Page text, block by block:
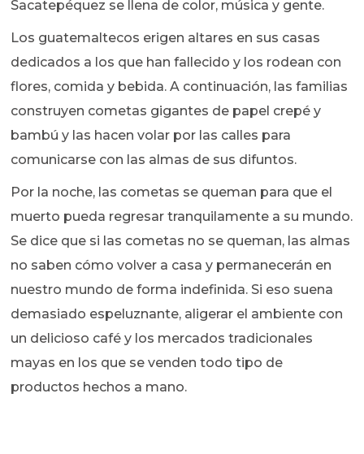
Sacatepéquez se llena de color, música y gente.
Los guatemaltecos erigen altares en sus casas
dedicados a los que han fallecido y los rodean con
flores, comida y bebida. A continuación, las familias
construyen cometas gigantes de papel crepé y
bambú y las hacen volar por las calles para
comunicarse con las almas de sus difuntos.
Por la noche, las cometas se queman para que el
muerto pueda regresar tranquilamente a su mundo.
Se dice que si las cometas no se queman, las almas
no saben cómo volver a casa y permanecerán en
nuestro mundo de forma indefinida. Si eso suena
demasiado espeluznante, aligerar el ambiente con
un delicioso café y los mercados tradicionales
mayas en los que se venden todo tipo de
productos hechos a mano.